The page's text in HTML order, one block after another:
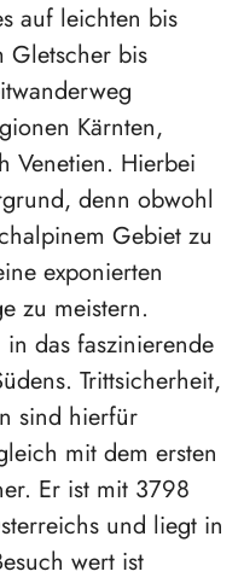
auf leichten bis
Gletscher bis
Kärnten,
Venetien. Hierbei
denn obwohl
Gebiet zu
exponierten
zu meistern.
in das faszinierende
Trittsicherheit,
sind hierfür
mit dem ersten
Er ist mit 3798
und liegt in
wert ist